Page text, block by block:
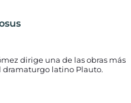
dirige una de las obras más
dramaturgo latino Plauto.